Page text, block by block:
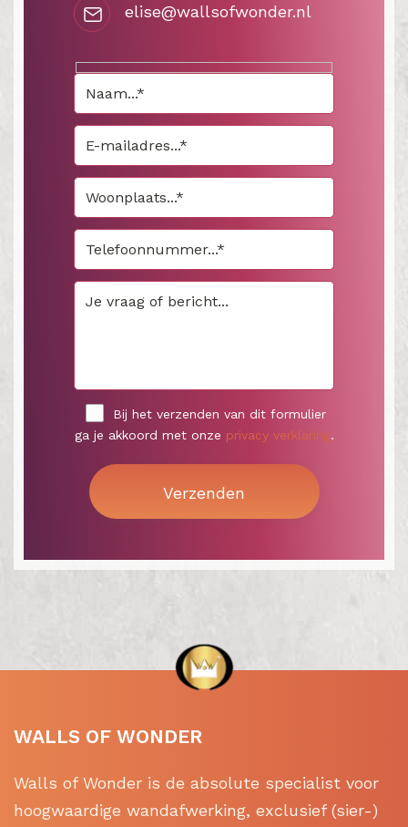
elise@wallsofwonder.nl
Bij het verzenden van dit formulier
ga je akkoord met onze privacy verklaring.
WALLS OF WONDER
Walls of Wonder is de absolute specialist voor
hoogwaardige wandafwerking, exclusief (sier-)